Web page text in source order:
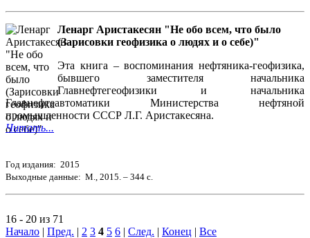
Ленарг Аристакесян "Не обо всем, что было
(Зарисовки геофизика о людях и о себе)"
Эта книга – воспоминания нефтяника-геофизика,
бывшего заместителя начальника
Главнефтегеофизики и начальника
Главнефтеавтоматики Министерства нефтяной
промышленности СССР Л.Г. Аристакесяна.
Читать...
Год издания: 2015
Выходные данные: М., 2015. – 344 с.
16 - 20 из 71
Начало | Пред. | 2 3 4 5 6 | След. | Конец | Все